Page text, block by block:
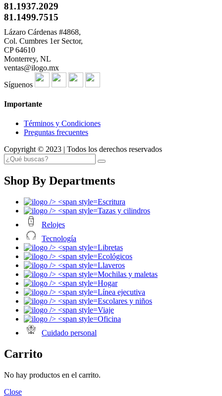
81.1937.2029
81.1499.7515
Lázaro Cárdenas #4868,
Col. Cumbres 1er Sector,
CP 64610
Monterrey, NL
ventas@ilogo.mx
Síguenos
Importante
Términos y Condiciones
Preguntas frecuentes
Copyright © 2023 | Todos los derechos reservados
Shop By Departments
Escritura
Tazas y cilindros
Relojes
Tecnología
Libretas
Ecológicos
Llaveros
Mochilas y maletas
Hogar
Línea ejecutiva
Escolares y niños
Viaje
Oficina
Cuidado personal
Carrito
No hay productos en el carrito.
Close